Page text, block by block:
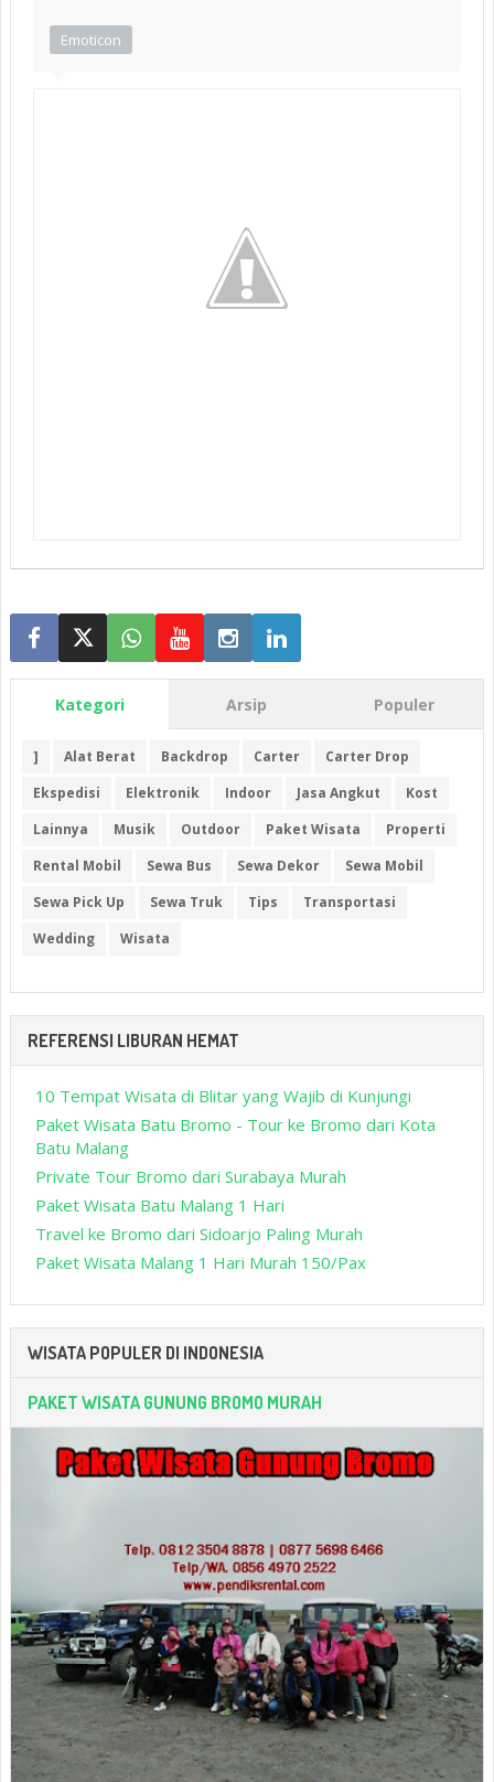
Emoticon
Kategori Arsip Populer
] Alat Berat Backdrop Carter
Carter Drop
Ekspedisi
Elektronik Indoor Jasa Angkut
Kost
Lainnya
Musik Outdoor Paket Wisata
Properti
Rental Mobil
Sewa Bus Sewa Dekor
Sewa Mobil
Sewa Pick Up
Sewa Truk Tips
Transportasi
Wedding
Wisata
REFERENSI LIBURAN HEMAT
10 Tempat Wisata di Blitar yang Wajib di Kunjungi
Paket Wisata Batu Bromo - Tour ke Bromo dari Kota
Batu Malang
Private Tour Bromo dari Surabaya Murah
Paket Wisata Batu Malang 1 Hari
Travel ke Bromo dari Sidoarjo Paling Murah
Paket Wisata Malang 1 Hari Murah 150/Pax
WISATA POPULER DI INDONESIA
PAKET WISATA GUNUNG BROMO MURAH